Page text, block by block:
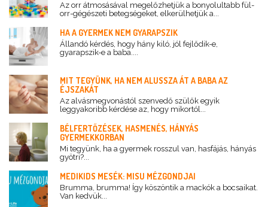
Az orr átmosásával megelőzhetjük a bonyolultabb fül-
orr-gégészeti betegségeket, elkerülhetjük a...
HA A GYERMEK NEM GYARAPSZIK
Állandó kérdés, hogy hány kiló, jól fejlődik-e,
gyarapszik-e a baba....
MIT TEGYÜNK, HA NEM ALUSSZA ÁT A BABA AZ
ÉJSZAKÁT
Az alvásmegvonástól szenvedő szülők egyik
leggyakoribb kérdése az, hogy mikortól...
BÉLFERTŐZÉSEK, HASMENÉS, HÁNYÁS
GYERMEKKORBAN
Mi tegyünk, ha a gyermek rosszul van, hasfájás, hányás
gyötri?...
MEDIKIDS MESÉK: MISU MÉZGONDJAI
Brumma, brumma! Így köszöntik a mackók a bocsaikat.
Van kedvük...